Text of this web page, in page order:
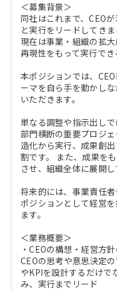
年齢と年収の相関図
＜募集背景＞
同社はこれまで、CEO
と実行をリードしてきま
現在は事業・組織の拡
再現性をもって実行でき
本ポジションでは、
ーマを自ら手を動かし
いただきます。
単なる調整や指示出しで
部門横断の重要プロジ
造化から実行、成果創
割です。 また、成果を
させ、組織全体に展開
将来的には、事業責任
ポジションとして経営
ます。
＜業務概要＞
・CEOの構想・経営方
CEOの思考や意思決定
やKPIを設計するだけで
み、実行までリード